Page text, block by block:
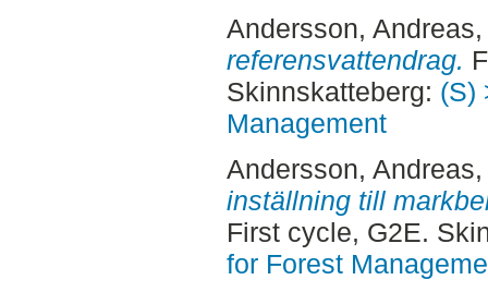
Andersson, Andreas
referensvattendrag.
Skinnskatteberg: (S)
Management
Andersson, Andreas
inställning till
First cycle, G2E.
for Forest